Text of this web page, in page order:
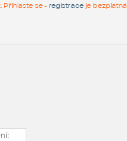
Přihlaste se - registraceje bezplatná.